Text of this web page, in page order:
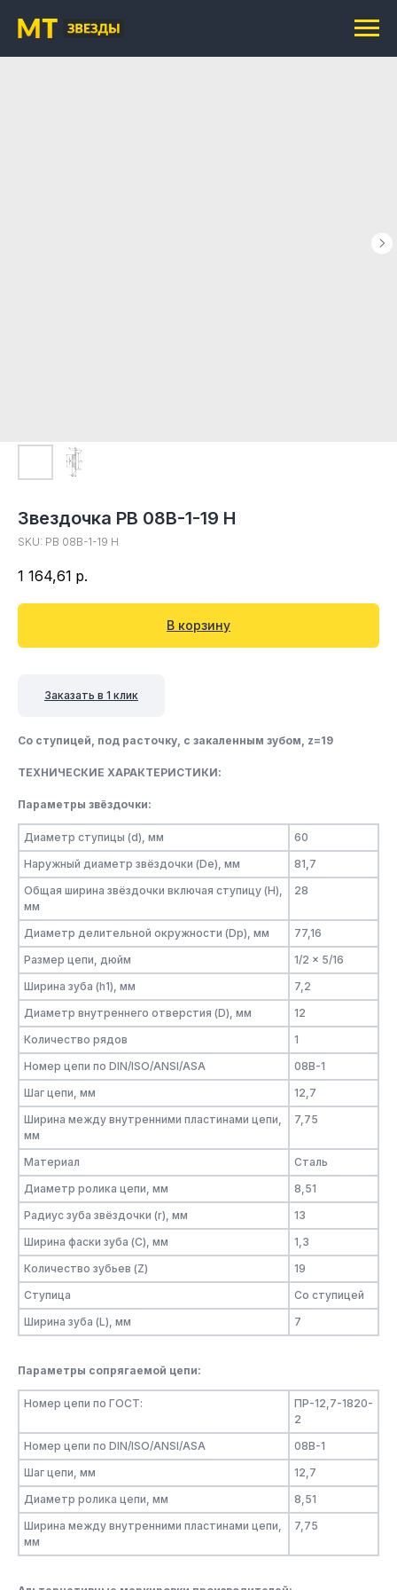
Звездочка PB 08B-1-19 H
SKU: PB 08B-1-19 H
1 164,61 р.
В корзину
Заказать в 1 клик
Со ступицей, под расточку, c закаленным зубом, z=19
ТЕХНИЧЕСКИЕ ХАРАКТЕРИСТИКИ:
Параметры звёздочки:
Диаметр ступицы (d), мм
60
Наружный диаметр звёздочки (De), мм
81,7
Общая ширина звёздочки включая ступицу (H),
мм
28
Диаметр делительной окружности (Dp), мм
77,16
Размер цепи, дюйм
1/2 x 5/16
Ширина зуба (h1), мм
7,2
Диаметр внутреннего отверстия (D), мм
12
Количество рядов
1
Номер цепи по DIN/ISO/ANSI/ASA
08B-1
Шаг цепи, мм
12,7
Ширина между внутренними пластинами цепи,
мм
7,75
Материал
Сталь
Диаметр ролика цепи, мм
8,51
Радиус зуба звёздочки (r), мм
13
Ширина фаски зуба (C), мм
1,3
Количество зубьев (Z)
19
Ступица
Со ступицей
Ширина зуба (L), мм
7
Параметры сопрягаемой цепи:
Номер цепи по ГОСТ:
ПР-12,7-1820-
2
Номер цепи по DIN/ISO/ANSI/ASA
08B-1
Шаг цепи, мм
12,7
Диаметр ролика цепи, мм
8,51
Ширина между внутренними пластинами цепи,
мм
7,75